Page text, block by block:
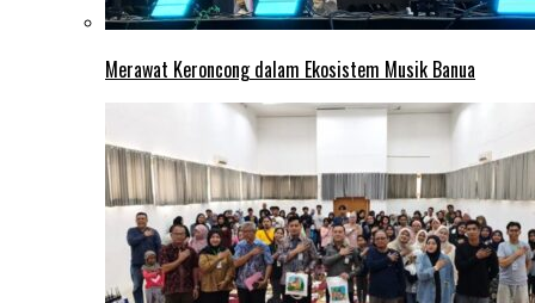
Merawat Keroncong dalam Ekosistem Musik Banua